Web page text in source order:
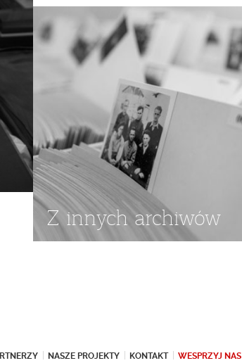
Z innych archiwów
NASZE PROJEKTY KONTAKT WESPRZYJ NAS